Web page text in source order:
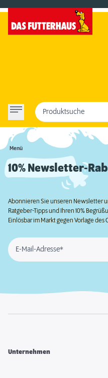
Menü
Produktsuche
10% Newsletter-
Abonnieren Sie unseren Newsletter
Ratgeber-Tipps und Ihren 10%
Einlösbar im Markt gegen Vorlage
E-Mail-Adresse*
Unternehmen